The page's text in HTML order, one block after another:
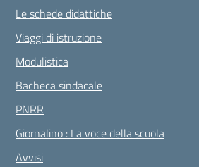
Le schede didattiche
Viaggi di istruzione
Modulistica
Bacheca sindacale
PNRR
Giornalino : La voce della scuola
Avvisi